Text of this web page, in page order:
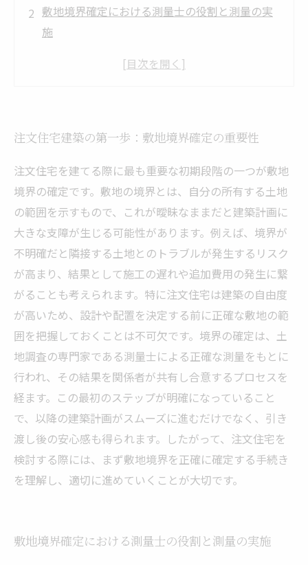
敷地境界確定における測量士の役割と測量の実
施
関係者間の境界確認と合意形成のプロセス
築を実現
注文住宅建築の第一歩：敷地境界確定の重要性
注文住宅を建てる際に最も重要な初期段階の一つが敷地
境界の確定です。敷地の境界とは、自分の所有する土地
の範囲を示すもので、これが曖昧なままだと建築計画に
大きな支障が生じる可能性があります。例えば、境界が
不明確だと隣接する土地とのトラブルが発生するリスク
が高まり、結果として施工の遅れや追加費用の発生に繋
がることも考えられます。特に注文住宅は建築の自由度
が高いため、設計や配置を決定する前に正確な敷地の範
囲を把握しておくことは不可欠です。境界の確定は、土
地調査の専門家である測量士による正確な測量をもとに
行われ、その結果を関係者が共有し合意するプロセスを
経ます。この最初のステップが明確になっていること
で、以降の建築計画がスムーズに進むだけでなく、引き
渡し後の安心感も得られます。したがって、注文住宅を
検討する際には、まず敷地境界を正確に確定する手続き
を理解し、適切に進めていくことが大切です。
敷地境界確定における測量士の役割と測量の実施